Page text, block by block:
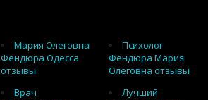
Мария Олеговна
Фендюра Одесса
отзывы
Психолог
Фендюра Мария
Олеговна отзывы
Врач
Лучший